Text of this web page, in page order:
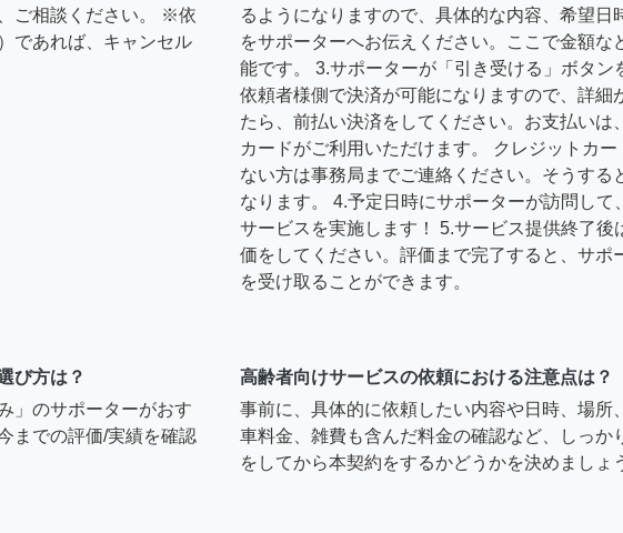
ご相談ください。 ※依
であれば、キャンセル
るようになりますので、具体的な内容、希望日
をサポーターへお伝えください。ここで金額な
能です。 3.サポーターが「引き受ける」ボタン
依頼者様側で決済が可能になりますので、詳細
たら、前払い決済をしてください。お支払いは
カードがご利用いただけます。 クレジットカ
ない方は事務局までご連絡ください。そうする
なります。 4.予定日時にサポーターが訪問して
サービスを実施します！ 5.サービス提供終了後
価をしてください。評価まで完了すると、サポ
を受け取ることができます。
び方は？
」のサポーターがおす
までの評価/実績を確認
高齢者向けサービスの依頼における注意点は？
事前に、具体的に依頼したい内容や日時、場所
車料金、雑費も含んだ料金の確認など、しっか
をしてから本契約をするかどうかを決めましょ